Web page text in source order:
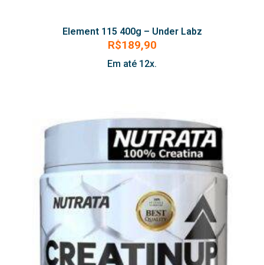
Element 115 400g – Under Labz
R$189,90
Em até 12x.